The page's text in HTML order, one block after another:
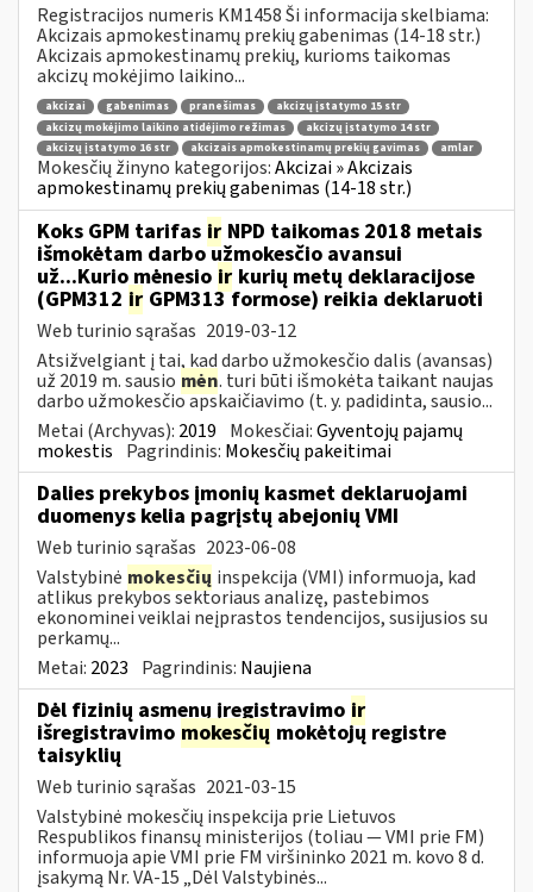
Registracijos numeris KM1458 Ši informacija skelbiama:
Akcizais apmokestinamų prekių gabenimas (14-18 str.)
Akcizais apmokestinamų prekių, kurioms taikomas
akcizų mokėjimo laikino...
akcizai gabenimas pranešimas
akcizų įstatymo 15 str
akcizų mokėjimo laikino atidėjimo režimas
akcizų įstatymo 14 str
akcizų įstatymo 16 str
akcizais apmokestinamų prekių gavimas amlar
Mokesčių žinyno kategorijos:Akcizai » Akcizais
apmokestinamų prekių gabenimas (14-18 str.)
Koks GPM tarifas ir NPD taikomas 2018 metais
išmokėtam darbo užmokesčio avansui
už...Kurio mėnesio ir kurių metų deklaracijose
(GPM312 ir GPM313 formose) reikia deklaruoti
Web turinio sąrašas 2019-03-12
Atsižvelgiant į tai, kad darbo užmokesčio dalis (avansas)
už 2019 m. sausio mėn. turi būti išmokėta taikant naujas
darbo užmokesčio apskaičiavimo (t. y. padidinta, sausio...
Metai (Archyvas): 2019 Mokesčiai:Gyventojų pajamų
mokestis Pagrindinis: Mokesčių pakeitimai
Dalies prekybos įmonių kasmet deklaruojami
duomenys kelia pagrįstų abejonių VMI
Web turinio sąrašas 2023-06-08
Valstybinė mokesčių inspekcija (VMI) informuoja, kad
atlikus prekybos sektoriaus analizę, pastebimos
ekonominei veiklai neįprastos tendencijos, susijusios su
perkamų...
Metai: 2023 Pagrindinis: Naujiena
Dėl fizinių asmenų įregistravimo ir
išregistravimo mokesčių mokėtojų registre
taisyklių
Web turinio sąrašas 2021-03-15
Valstybinė mokesčių inspekcija prie Lietuvos
Respublikos finansų ministerijos (toliau ― VMI prie FM)
informuoja apie VMI prie FM viršininko 2021 m. kovo 8 d.
įsakymą Nr. VA-15 „Dėl Valstybinės...